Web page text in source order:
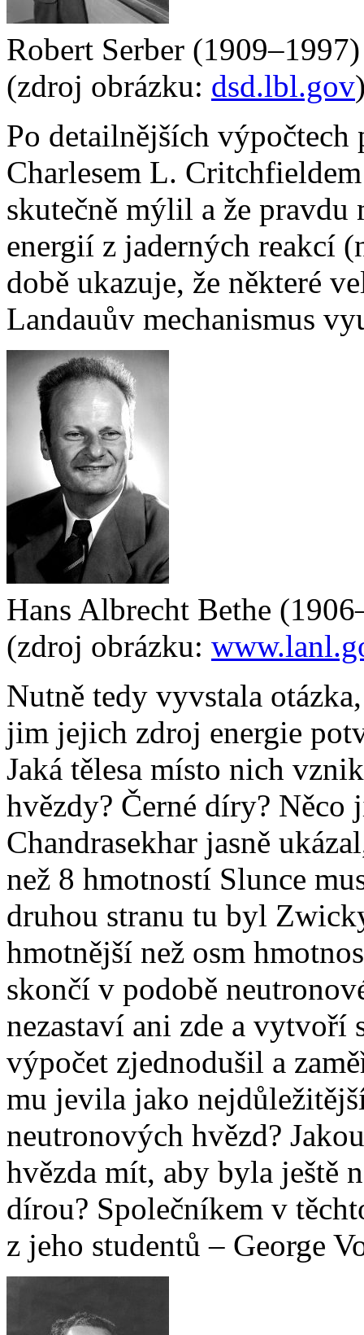
Robert Serber (1909–1997)
(zdroj obrázku: dsd.lbl.gov
Po detailnějších výpočtech
Charlesem L.
skutečně mýlil a že
energií z jaderných reakcí
době ukazuje, že některé
Landauův mechanismus
Hans Albrecht Bethe
(zdroj obrázku:
Nutně tedy vyvstala
jim jejich zdroj energie
Jaká tělesa místo nich
hvězdy? Černé díry? Něco
Chandrasekhar jasně
než 8 hmotností Slunce
druhou stranu tu byl
hmotnější než osm
skončí v podobě
nezastaví ani zde a vytvoří
výpočet zjednodušil a
mu jevila jako
neutronových hvězd?
hvězda mít, aby byla ještě
dírou? Společníkem v
z jeho studentů – George